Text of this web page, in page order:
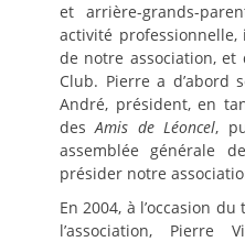
et arrière-grands-
activité professionnelle,
de notre association, et
Club. Pierre a d’abord
André, président, en
desAmis de Léoncel,
assemblée générale
présider notre
En 2004, à l’occasion
l’association, Pierre